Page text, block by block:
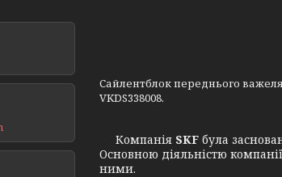
Сайлентблок переднього
VKDS338008.
Компанія SKF була
Основною діяльністю
ними.